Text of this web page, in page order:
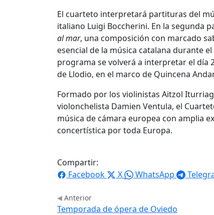
El cuarteto interpretará partituras del
italiano Luigi Boccherini. En la segunda
al mar, una composición con marcado
esencial de la música catalana durante
programa se volverá a interpretar el día
de Llodio, en el marco de Quincena
Formado por los violinistas Aitzol
violonchelista Damien Ventula, el
música de cámara europea con amplia
concertística por toda Europa.
Compartir:
Facebook
X WhatsApp
Anterior
Temporada de ópera de Oviedo